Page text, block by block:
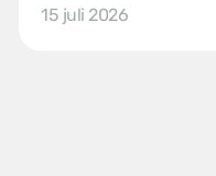
15 juli 2026